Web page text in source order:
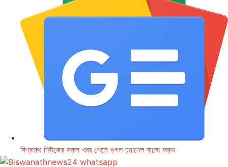
বিশ্বনাথ নিউজের সকল খবর পেতে গুগল চ‌্যানেল ফলো করুন